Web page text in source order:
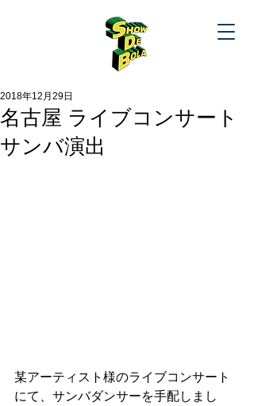
名古屋 ライブコンサート
サンバ演出
2018年12月29日
某アーティスト様のライブコンサート
にて、サンバダンサーを手配しまし